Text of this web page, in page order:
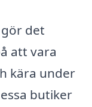
det
att vara
kära under
butiker